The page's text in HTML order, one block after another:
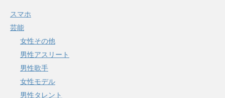
スマホ
芸能
女性その他
男性アスリート
男性歌手
女性モデル
男性タレント